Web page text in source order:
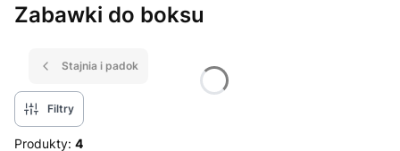
Zabawki do boksu
Stajnia i padok
Filtry
Produkty: 4